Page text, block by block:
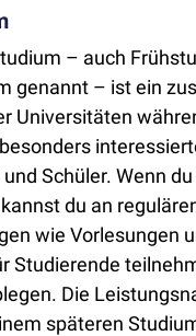
– auch
genannt – ist ein
Universitäten
Schüler. Wenn
du an
wie Vorlesungen
Studierende
Die
späteren